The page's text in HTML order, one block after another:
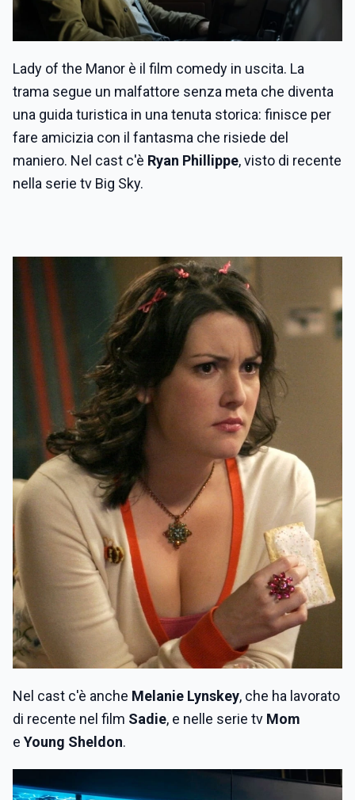
Lady of the Manor è il film comedy in uscita. La
trama segue un malfattore senza meta che diventa
una guida turistica in una tenuta storica: finisce per
fare amicizia con il fantasma che risiede del
maniero. Nel cast c'è Ryan Phillippe, visto di recente
nella serie tv Big Sky.
Nel cast c'è anche Melanie Lynskey, che ha lavorato
di recente nel film Sadie, e nelle serie tv Mom
e Young Sheldon.